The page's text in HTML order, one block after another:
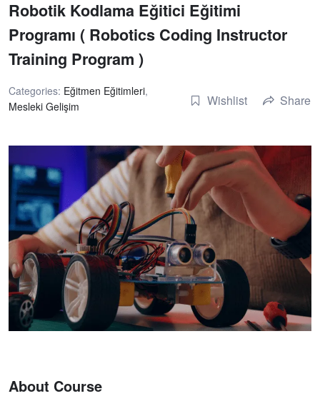
Robotik Kodlama Eğitici Eğitimi
Programı ( Robotics Coding Instructor
Training Program )
Categories: Eğitmen Eğitimleri,
Mesleki Gelişim
Wishlist Share
About Course